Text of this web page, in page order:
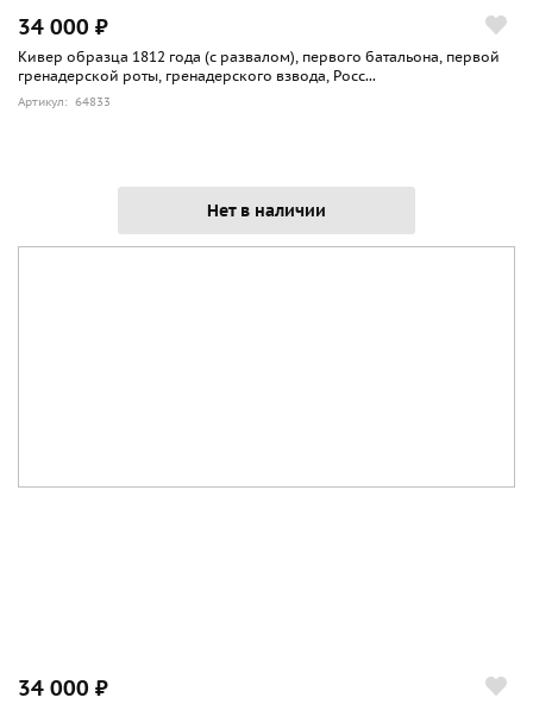
34 000 ₽
Кивер образца 1812 года (с развалом), первого батальона, первой
гренадерской роты, гренадерского взвода, Росс...
Артикул: 64833
Нет в наличии
34 000 ₽